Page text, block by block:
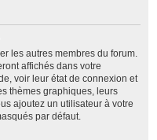
les autres membres du forum.
affichés dans votre
voir leur état de connexion et
thèmes graphiques, leurs
ajoutez un utilisateur à votre
par défaut.